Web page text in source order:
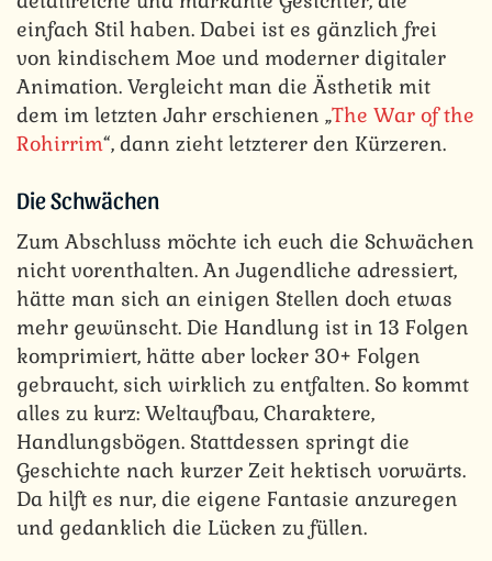
einfach Stil haben. Dabei ist es gänzlich frei
von kindischem Moe und moderner digitaler
Animation. Vergleicht man die Ästhetik mit
dem im letzten Jahr erschienen „The War of the
Rohirrim“, dann zieht letzterer den Kürzeren.
Die Schwächen
Zum Abschluss möchte ich euch die Schwächen
nicht vorenthalten. An Jugendliche adressiert,
hätte man sich an einigen Stellen doch etwas
mehr gewünscht. Die Handlung ist in 13 Folgen
komprimiert, hätte aber locker 30+ Folgen
gebraucht, sich wirklich zu entfalten. So kommt
alles zu kurz: Weltaufbau, Charaktere,
Handlungsbögen. Stattdessen springt die
Geschichte nach kurzer Zeit hektisch vorwärts.
Da hilft es nur, die eigene Fantasie anzuregen
und gedanklich die Lücken zu füllen.